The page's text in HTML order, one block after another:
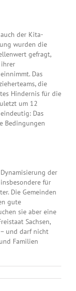
der Kita-
wurden die
gefragt,
Das
die
Hindernis für die
um 12
Das
Bedingungen
der
für
Die Gemeinden
gute
sie aber eine
Sachsen,
und darf nicht
Familien